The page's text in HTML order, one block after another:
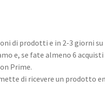
di prodotti e in 2-3 giorni
e, se fate almeno 6 acquisti
Prime.
di ricevere un prodotto